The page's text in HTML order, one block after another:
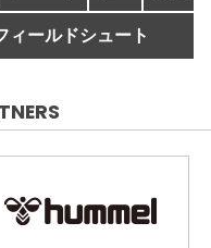
ィールドシュート